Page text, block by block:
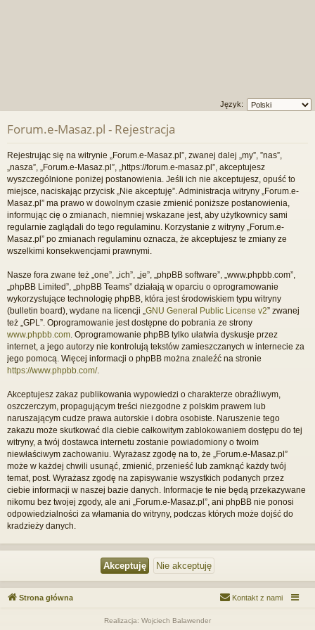
Język:
Forum.e-Masaz.pl - Rejestracja
Rejestrując się na witrynie „Forum.e-Masaz.pl”, zwanej dalej „my”, ”nas”,
„nasza”, „Forum.e-Masaz.pl”, „https://forum.e-masaz.pl”, akceptujesz
wyszczególnione poniżej postanowienia. Jeśli ich nie akceptujesz, opuść to
miejsce, naciskając przycisk „Nie akceptuję”. Administracja witryny „Forum.e-
Masaz.pl” ma prawo w dowolnym czasie zmienić poniższe postanowienia,
informując cię o zmianach, niemniej wskazane jest, aby użytkownicy sami
regularnie zaglądali do tego regulaminu. Korzystanie z witryny „Forum.e-
Masaz.pl” po zmianach regulaminu oznacza, że akceptujesz te zmiany ze
wszelkimi konsekwencjami prawnymi.
Nasze fora zwane też „one”, „ich”, „je”, „phpBB software”, „www.phpbb.com”,
„phpBB Limited”, „phpBB Teams” działają w oparciu o oprogramowanie
wykorzystujące technologię phpBB, która jest środowiskiem typu witryny
(bulletin board), wydane na licencji „ GNU General Public License v2” zwanej
też „GPL”. Oprogramowanie jest dostępne do pobrania ze strony
www.phpbb.com . Oprogramowanie phpBB tylko ułatwia dyskusje przez
internet, a jego autorzy nie kontrolują tekstów zamieszczanych w internecie za
jego pomocą. Więcej informacji o phpBB można znaleźć na stronie
https://www.phpbb.com/.
Akceptujesz zakaz publikowania wypowiedzi o charakterze obraźliwym,
oszczerczym, propagującym treści niezgodne z polskim prawem lub
naruszającym cudze prawa autorskie i dobra osobiste. Naruszenie tego
zakazu może skutkować dla ciebie całkowitym zablokowaniem dostępu do tej
witryny, a twój dostawca internetu zostanie powiadomiony o twoim
niewłaściwym zachowaniu. Wyrażasz zgodę na to, że „Forum.e-Masaz.pl”
może w każdej chwili usunąć, zmienić, przenieść lub zamknąć każdy twój
temat, post. Wyrażasz zgodę na zapisywanie wszystkich podanych przez
ciebie informacji w naszej bazie danych. Informacje te nie będą przekazywane
nikomu bez twojej zgody, ale ani „Forum.e-Masaz.pl”, ani phpBB nie ponosi
odpowiedzialności za włamania do witryny, podczas których może dojść do
kradzieży danych.
Strona główna Kontakt z nami
Realizacja: Wojciech Balawender